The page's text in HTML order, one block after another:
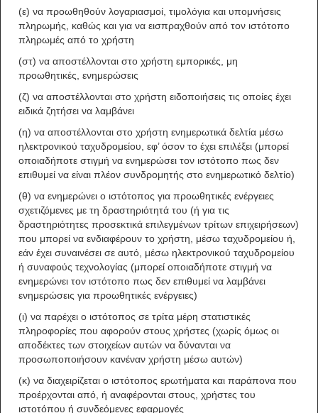
(ε) να προωθηθούν λογαριασμοί, τιμολόγια και υπομνήσεις
πληρωμής, καθώς και για να εισπραχθούν από τον ιστότοπο
πληρωμές από το χρήστη
(στ) να αποστέλλονται στο χρήστη εμπορικές, μη
προωθητικές, ενημερώσεις
(ζ) να αποστέλλονται στο χρήστη ειδοποιήσεις τις οποίες έχει
ειδικά ζητήσει να λαμβάνει
(η) να αποστέλλονται στο χρήστη ενημερωτικά δελτία μέσω
ηλεκτρονικού ταχυδρομείου, εφ’ όσον το έχει επιλέξει (μπορεί
οποιαδήποτε στιγμή να ενημερώσει τον ιστότοπο πως δεν
επιθυμεί να είναι πλέον συνδρομητής στο ενημερωτικό δελτίο)
(θ) να ενημερώνει ο ιστότοπος για προωθητικές ενέργειες
σχετιζόμενες με τη δραστηριότητά του (ή για τις
δραστηριότητες προσεκτικά επιλεγμένων τρίτων επιχειρήσεων)
που μπορεί να ενδιαφέρουν το χρήστη, μέσω ταχυδρομείου ή,
εάν έχει συναινέσει σε αυτό, μέσω ηλεκτρονικού ταχυδρομείου
ή συναφούς τεχνολογίας (μπορεί οποιαδήποτε στιγμή να
ενημερώνει τον ιστότοπο πως δεν επιθυμεί να λαμβάνει
ενημερώσεις για προωθητικές ενέργειες)
(ι) να παρέχει ο ιστότοπος σε τρίτα μέρη στατιστικές
πληροφορίες που αφορούν στους χρήστες (χωρίς όμως οι
αποδέκτες των στοιχείων αυτών να δύνανται να
προσωποποιήσουν κανέναν χρήστη μέσω αυτών)
(κ) να διαχειρίζεται ο ιστότοπος ερωτήματα και παράπονα που
προέρχονται από, ή αναφέρονται στους, χρήστες του
ιστοτόπου ή συνδεόμενες εφαρμογές